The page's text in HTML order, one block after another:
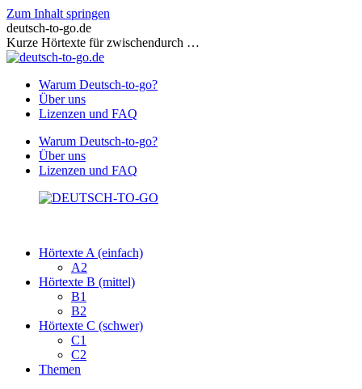
Zum Inhalt springen
deutsch-to-go.de
Kurze Hörtexte für zwischendurch …
Warum Deutsch-to-go?
Über uns
Lizenzen und FAQ
Warum Deutsch-to-go?
Über uns
Lizenzen und FAQ
Hörtexte A (einfach)
A2
Hörtexte B (mittel)
B1
B2
Hörtexte C (schwer)
C1
C2
Themen